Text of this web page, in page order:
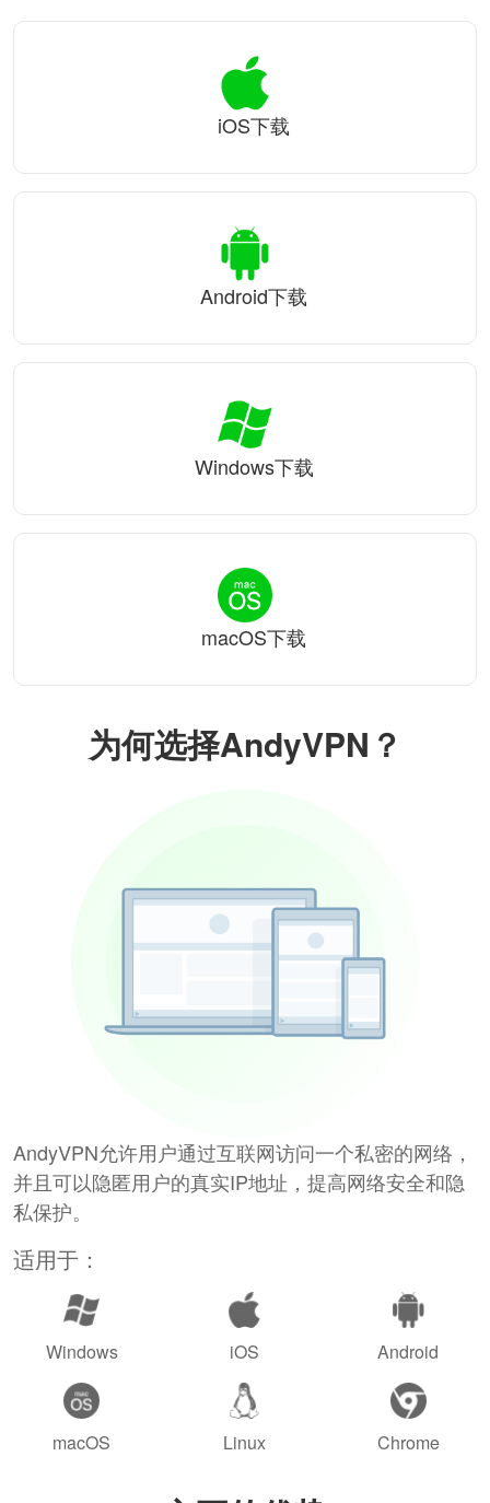
为何选择AndyVPN？
AndyVPN允许用户通过互联网访问一个私密的网络，
并且可以隐匿用户的真实IP地址，提高网络安全和隐
私保护。
适用于：
Windows iOS Android
macOS Linux Chrome
iOS下载
Android下载
Windows下载
macOS下载